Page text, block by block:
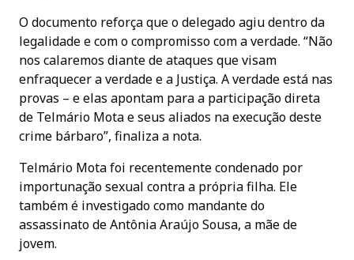
O documento reforça que o delegado agiu dentro da
legalidade e com o compromisso com a verdade. “Não
nos calaremos diante de ataques que visam
enfraquecer a verdade e a Justiça. A verdade está nas
provas – e elas apontam para a participação direta
de Telmário Mota e seus aliados na execução deste
crime bárbaro”, finaliza a nota.
Telmário Mota foi recentemente condenado por
importunação sexual contra a própria filha. Ele
também é investigado como mandante do
assassinato de Antônia Araújo Sousa, a mãe de
jovem.